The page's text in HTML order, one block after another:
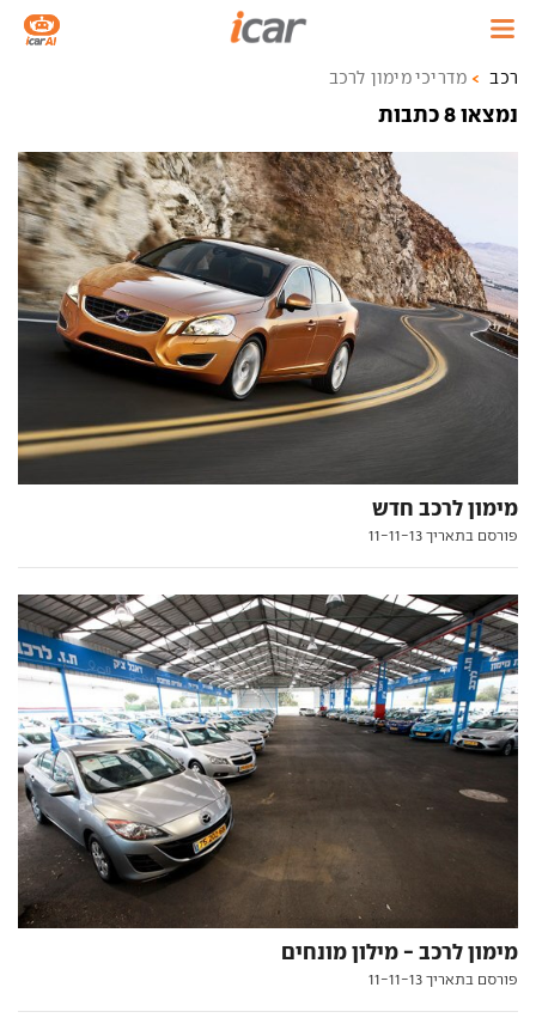
רכב מדריכי מימון לרכב
נמצאו 8 כתבות
מימון לרכב חדש
פורסם בתאריך 11-11-13
מימון לרכב - מילון מונחים
פורסם בתאריך 11-11-13